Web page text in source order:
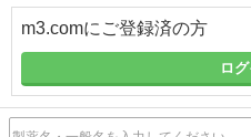
m3.comにご登録済の方
ロ